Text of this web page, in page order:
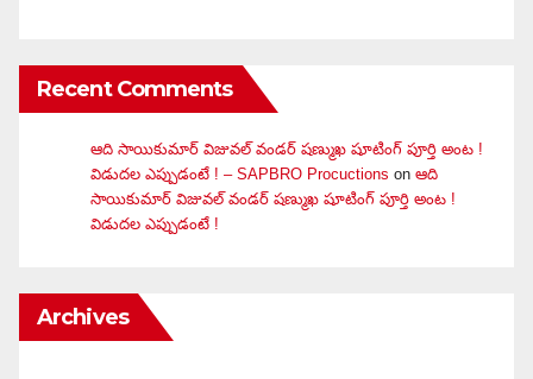
Recent Comments
ఆది సాయికుమార్ విజువ‌ల్ వండ‌ర్ ష‌ణ్ముఖ షూటింగ్ పూర్తి అంట !
విడుదల ఎప్పుడంటే ! – SAPBRO Procuctions on ఆది
సాయికుమార్ విజువ‌ల్ వండ‌ర్ ష‌ణ్ముఖ షూటింగ్ పూర్తి అంట !
విడుదల ఎప్పుడంటే !
Archives